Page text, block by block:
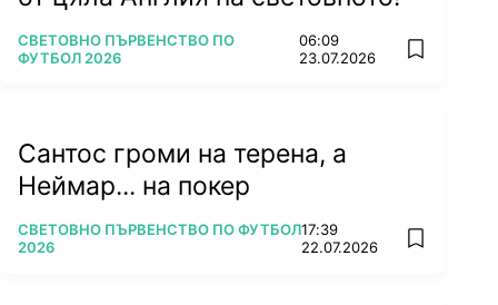
ПОВЕЧЕ ОТ
СВЕТОВНО ПЪРВЕНСТВО ПО
ФУТБОЛ 2026
06:09
23.07.2026
add
Сантос громи на терена, а
Неймар... на покер
ПОВЕЧЕ ОТ
СВЕТОВНО ПЪРВЕНСТВО ПО ФУТБОЛ
2026
17:39
22.07.2026
add